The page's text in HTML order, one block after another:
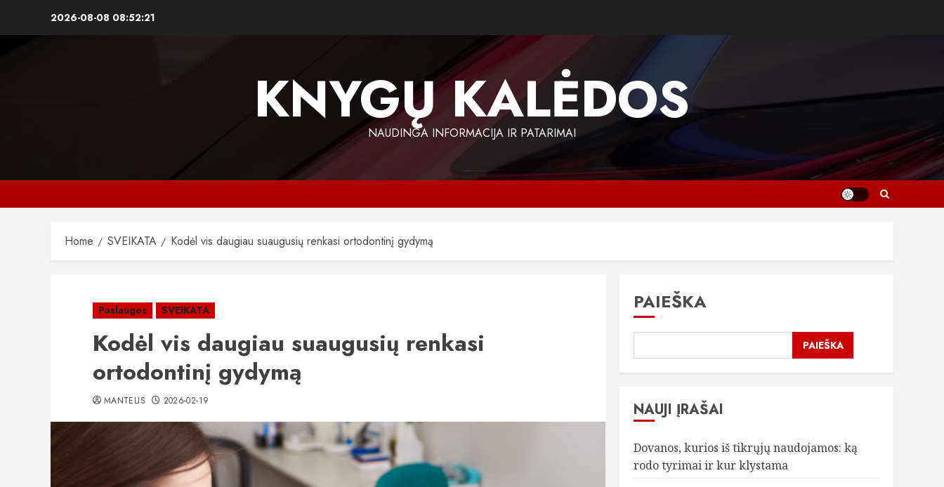
2026-08-08 08:52:22
KNYGŲ KALĖDOS
NAUDINGA INFORMACIJA IR PATARIMAI
Home SVEIKATA Kodėl vis daugiau suaugusių renkasi ortodontinį gydymą
Paslaugos SVEIKATA
Kodėl vis daugiau suaugusių renkasi
ortodontinį gydymą
MANTELIS 2026-02-19
PAIEŠKA
PAIEŠKA
NAUJI ĮRAŠAI
Dovanos, kurios iš tikrųjų naudojamos: ką
rodo tyrimai ir kur klystama